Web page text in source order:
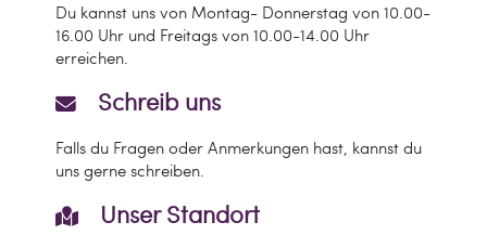
Schreib uns
Falls du Fragen oder Anmerkungen hast, kannst du
uns gerne schreiben.
Du kannst uns von Montag- Donnerstag von 10.00-
16.00 Uhr und Freitags von 10.00-14.00 Uhr
erreichen.
Unser Standort